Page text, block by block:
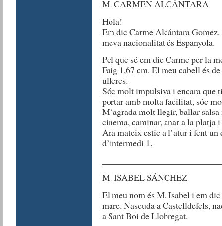
M. CARMEN ALCÁNTARA
Hola!
Em dic Carme Alcántara
meva nacionalitat és Espanyola.
Pel que sé em dic Carme per la
Faig 1,67 cm. El meu cabell és
ulleres.
Sóc molt impulsiva i encara que
portar amb molta facilitat, sóc
M’agrada molt llegir, ballar
cinema, caminar, anar a la platja
Ara mateix estic a l’atur i fent un
d’intermedi 1.
M. ISABEL SÁNCHEZ
El meu nom és M. Isabel i em
mare. Nascuda a Castelldefels,
a Sant Boi de Llobregat.